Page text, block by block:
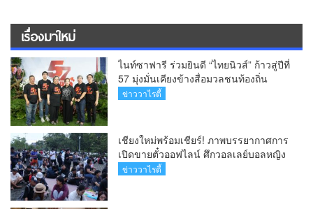
เรื่องมาใหม่
ไนท์ซาฟารี ร่วมยินดี “ไทยนิวส์” ก้าวสู่ปีที่
57 มุ่งมั่นเคียงข้างสื่อมวลชนท้องถิ่น
ข่าววาไรตี้
เชียงใหม่พร้อมเชียร์! ภาพบรรยากาศการ
เปิดขายตั๋วออฟไลน์ ศึกวอลเลย์บอลหญิง
‘BYD DMI 6th SEA V Cup’ 6 ส.ค. นี้ รวม
ข่าววาไรตี้